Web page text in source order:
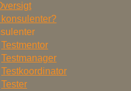
konsulenter?
Testmentor
Testmanager
Testkoordinator
Tester